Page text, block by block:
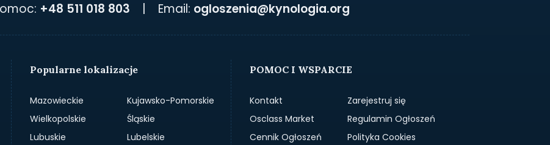
+48 511 018 803 Email: ogloszenia@kynologia.org
Popularne lokalizacje
Mazowieckie
Kujawsko-Pomorskie
Wielkopolskie
Śląskie
Lubuskie
Lubelskie
POMOC I WSPARCIE
Kontakt
Zarejestruj się
Osclass Market
Regulamin Ogłoszeń
Cennik Ogłoszeń
Polityka Cookies